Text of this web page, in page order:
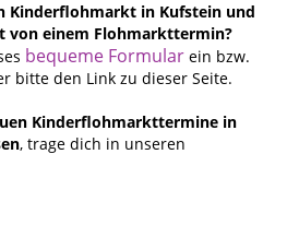
Kinderflohmarkt in Kufstein und
von einem Flohmarkttermin?
bequeme Formular ein bzw.
bitte den Link zu dieser Seite.
Kinderflohmarkttermine in
, trage dich in unseren